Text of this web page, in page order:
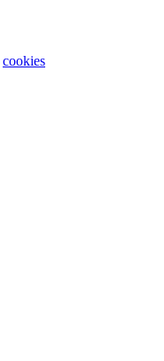
cookies